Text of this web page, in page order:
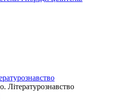
Літературознавство